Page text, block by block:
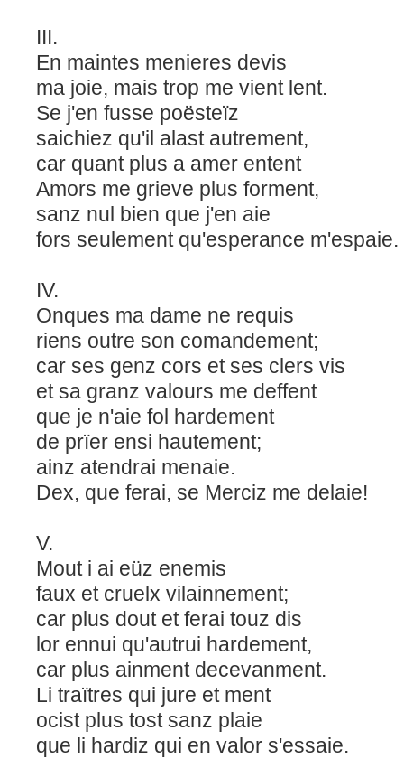
III.
En maintes menieres devis
ma joie, mais trop me vient lent.
Se j'en fusse poësteïz
saichiez qu'il alast autrement,
car quant plus a amer entent
Amors me grieve plus forment,
sanz nul bien que j'en aie
fors seulement qu'esperance m'espaie.
IV.
Onques ma dame ne requis
riens outre son comandement;
car ses genz cors et ses clers vis
et sa granz valours me deffent
que je n'aie fol hardement
de prïer ensi hautement;
ainz atendrai menaie.
Dex, que ferai, se Merciz me delaie!
V.
Mout i ai eüz enemis
faux et cruelx vilainnement;
car plus dout et ferai touz dis
lor ennui qu'autrui hardement,
car plus ainment decevanment.
Li traïtres qui jure et ment
ocist plus tost sanz plaie
que li hardiz qui en valor s'essaie.